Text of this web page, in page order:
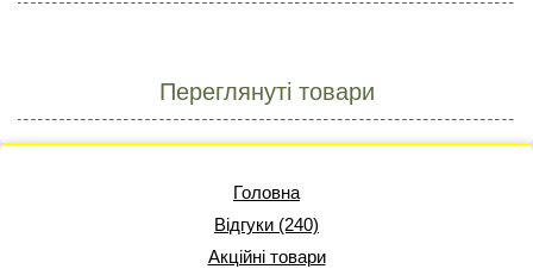
Переглянуті товари
Головна
Відгуки (240)
Акційні товари